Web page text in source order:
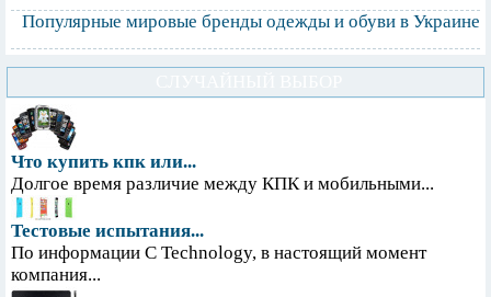
Популярные мировые бренды одежды и обуви в Украине
Что купить кпк или...
Долгое время различие между КПК и мобильными...
Тестовые испытания...
По информации С Technology, в настоящий момент
компания...